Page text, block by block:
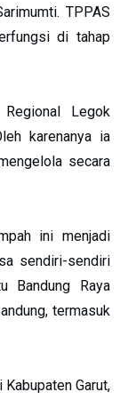
TPPAS
di tahap
Legok
karenanya ia
secara
ini menjadi
sendiri-sendiri
Bandung Raya
termasuk
Garut,